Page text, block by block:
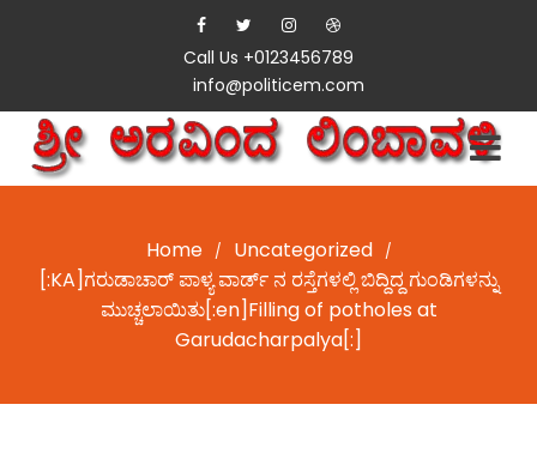
Call Us +0123456789
info@politicem.com
Home / Uncategorized /
[:KA]ಗರುಡಾಚಾರ್ ಪಾಳ್ಯ ವಾರ್ಡ್ ನ ರಸ್ತೆಗಳಲ್ಲಿ ಬಿದ್ದಿದ್ದ ಗುಂಡಿಗಳನ್ನು
ಮುಚ್ಚಲಾಯಿತು[:en]Filling of potholes at
Garudacharpalya[:]